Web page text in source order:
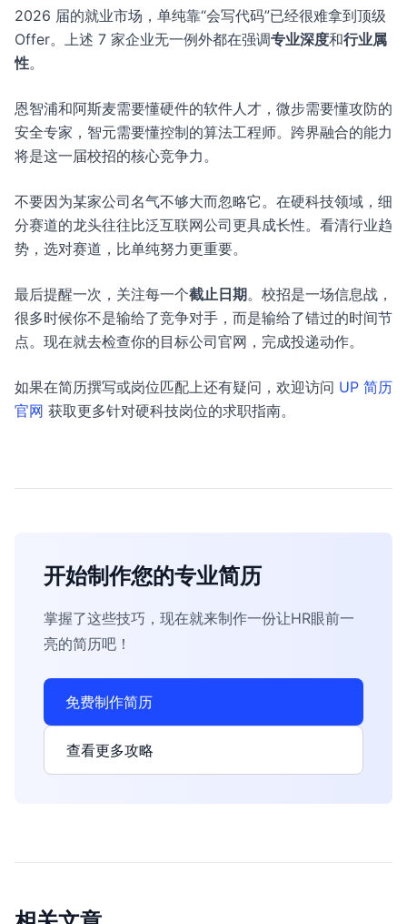
2026 届的就业市场，单纯靠“会写代码”已经很难拿到顶级
Offer。上述 7 家企业无一例外都在强调专业深度和行业属
性。
恩智浦和阿斯麦需要懂硬件的软件人才，微步需要懂攻防的
安全专家，智元需要懂控制的算法工程师。跨界融合的能力
将是这一届校招的核心竞争力。
不要因为某家公司名气不够大而忽略它。在硬科技领域，细
分赛道的龙头往往比泛互联网公司更具成长性。看清行业趋
势，选对赛道，比单纯努力更重要。
最后提醒一次，关注每一个截止日期。校招是一场信息战，
很多时候你不是输给了竞争对手，而是输给了错过的时间节
点。现在就去检查你的目标公司官网，完成投递动作。
如果在简历撰写或岗位匹配上还有疑问，欢迎访问 UP 简历
官网 获取更多针对硬科技岗位的求职指南。
开始制作您的专业简历
掌握了这些技巧，现在就来制作一份让HR眼前一
亮的简历吧！
免费制作简历
查看更多攻略